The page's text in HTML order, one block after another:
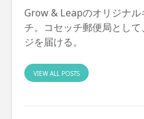
Grow & Leapのオリジナル
チ。コセッチ郵便局とし
ジを届ける。
VIEW ALL POSTS